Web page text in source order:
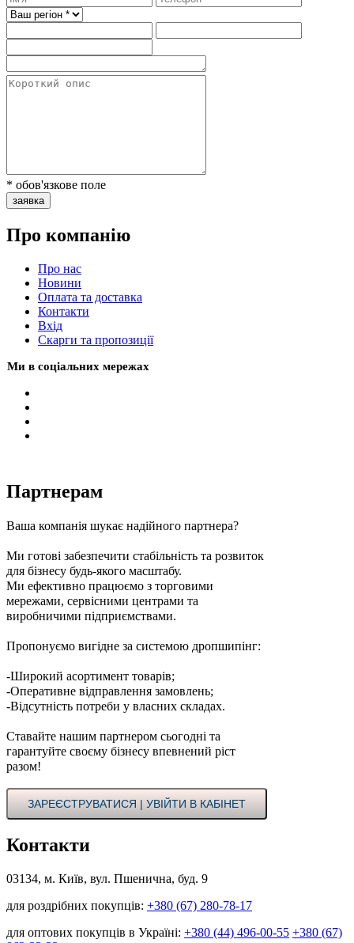
* обов'язкове поле
заявка
Про компанію
Про нас
Новини
Оплата та доставка
Контакти
Вхiд
Скарги та пропозиції
Ми в соціальних мережах
Партнерам
Ваша компанія шукає надійного партнера?
Ми готові забезпечити стабільність та розвиток
для бізнесу будь-якого масштабу.
Ми ефективно працюємо з торговими
мережами, сервісними центрами та
виробничими підприємствами.
Пропонуємо вигідне за системою дропшипінг:
-Широкий асортимент товарів;
-Оперативне відправлення замовлень;
-Відсутність потреби у власних складах.
Ставайте нашим партнером сьогодні та
гарантуйте своєму бізнесу впевнений ріст
разом!
ЗАРЕЄСТРУВАТИСЯ | УВІЙТИ В КАБІНЕТ
Контакти
03134, м. Київ, вул. Пшенична, буд. 9
для роздрібних покупців: +380 (67) 280-78-17
для оптових покупців в Україні: +380 (44) 496-00-55 +380 (67)